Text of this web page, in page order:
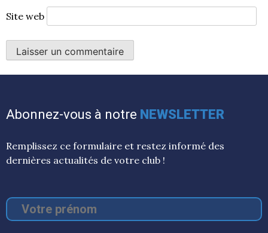
Site web
Abonnez-vous à notre NEWSLETTER
Remplissez ce formulaire et restez informé des
dernières actualités de votre club !